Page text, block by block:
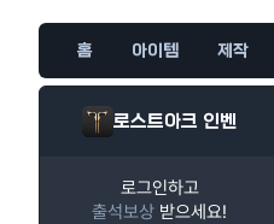
홈 아이템 제작
로스트아크 인벤
로그인하고
출석보상 받으세요!